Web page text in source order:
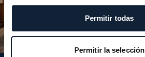
Permitir todas
Permitir la selección